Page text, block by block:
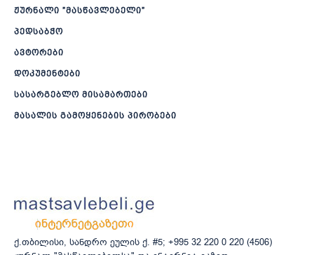
ჟურნალი ”მასწავლებელი”
პედსაბჭო
ავტორები
დოკუმენტები
სასარგებლო მისამართები
მასალის გამოყენების პირობები
ქ.თბილისი, სანდრო ეულის ქ. #5; +995 32 220 0 220 (4506)